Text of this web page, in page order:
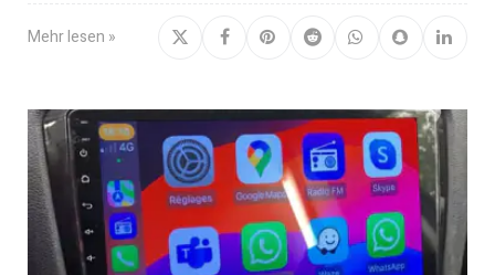
Mehr lesen »